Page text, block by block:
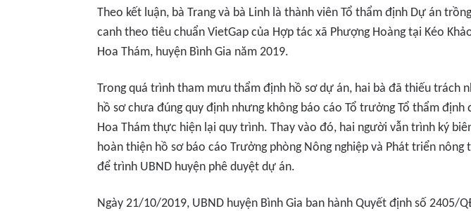
Theo kết luận, bà Trang và bà Linh là thành viên Tổ thẩm định Dự án
canh theo tiêu chuẩn VietGap của Hợp tác xã Phượng Hoàng tại Kéo
Hoa Thám, huyện Bình Gia năm 2019.
Trong quá trình tham mưu thẩm định hồ sơ dự án, hai bà đã thiếu trách
hồ sơ chưa đúng quy định nhưng không báo cáo Tổ trưởng Tổ thẩm định
Hoa Thám thực hiện lại quy trình. Thay vào đó, hai người vẫn trình ký
hoàn thiện hồ sơ báo cáo Trưởng phòng Nông nghiệp và Phát triển nông
để trình UBND huyện phê duyệt dự án.
Ngày 21/10/2019, UBND huyện Bình Gia ban hành Quyết định số 2405/